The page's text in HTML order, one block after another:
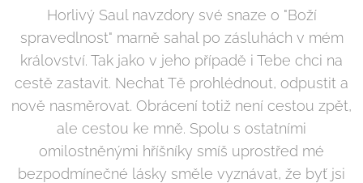
Horlivý Saul navzdory své snaze o "Boží
spravedlnost" marně sahal po zásluhách v mém
království. Tak jako v jeho případě i Tebe chci na
cestě zastavit. Nechat Tě prohlédnout, odpustit a
nově nasměrovat. Obrácení totiž není cestou zpět,
ale cestou ke mně. Spolu s ostatními
omilostněnými hříšníky smíš uprostřed mé
bezpodmínečné lásky směle vyznávat, že byť jsi